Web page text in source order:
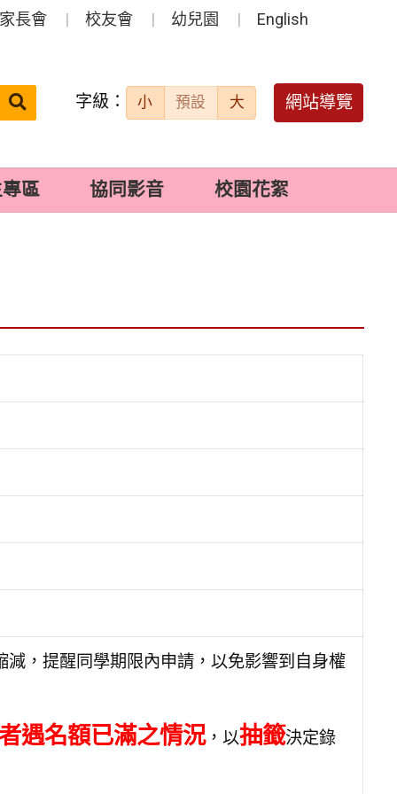
長會 校友會 幼兒園 English
搜
送出 字級： 小 預設 大 網站導覽
區 協同影音 校園花絮
，提醒同學期限內申請，以免影響到自身權
遇名額已滿之情況，以抽籤決定錄